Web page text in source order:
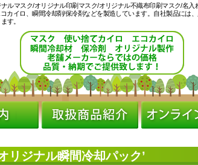
ルマスク/オリジナル印刷マスク/オリジナル不織布印刷マスク/名入
カイロ、瞬間冷却剤/保冷剤などを製造しています。自社製品には
す。
リジナル瞬間冷却パック’